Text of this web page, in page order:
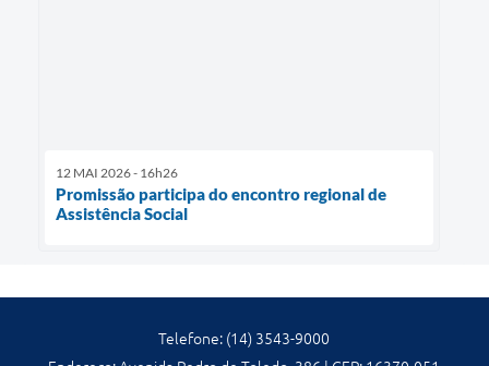
12 MAI 2026 - 16h26
Promissão participa do encontro regional de
Assistência Social
Telefone: (14) 3543-9000